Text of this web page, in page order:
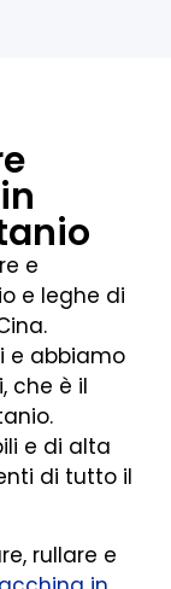
e
e leghe di
e abbiamo
che è il
e di alta
di tutto il
rullare e